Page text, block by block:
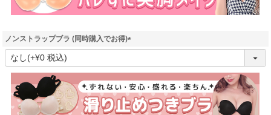
ノンストラップブラ (同時購入でお得)
(
須
)